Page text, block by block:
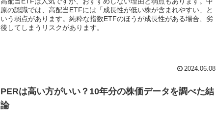
原の認識では、高配当ETFには「成長性が低い株が含まれやすい」と
いう弱点があります。純粋な指数ETFのほうが成長性がある場合、劣
後してしまうリスクがあります。
2024.06.08
PERは高い方がいい？10年分の株価データを調べた結
論